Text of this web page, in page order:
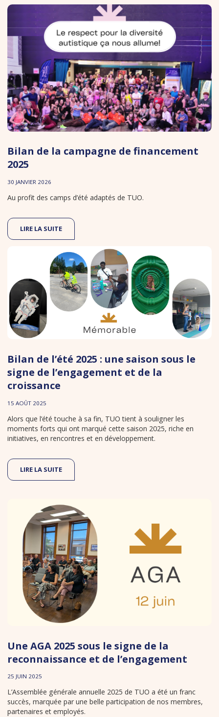
Bilan de la campagne de financement
2025
30 JANVIER 2026
Au profit des camps d’été adaptés de TUO.
LIRE LA SUITE
Bilan de l’été 2025 : une saison sous le
signe de l’engagement et de la
croissance
15 AOÛT 2025
Alors que l’été touche à sa fin, TUO tient à souligner les
moments forts qui ont marqué cette saison 2025, riche en
initiatives, en rencontres et en développement.
LIRE LA SUITE
Une AGA 2025 sous le signe de la
reconnaissance et de l’engagement
25 JUIN 2025
L’Assemblée générale annuelle 2025 de TUO a été un franc
succès, marquée par une belle participation de nos membres,
partenaires et employés.